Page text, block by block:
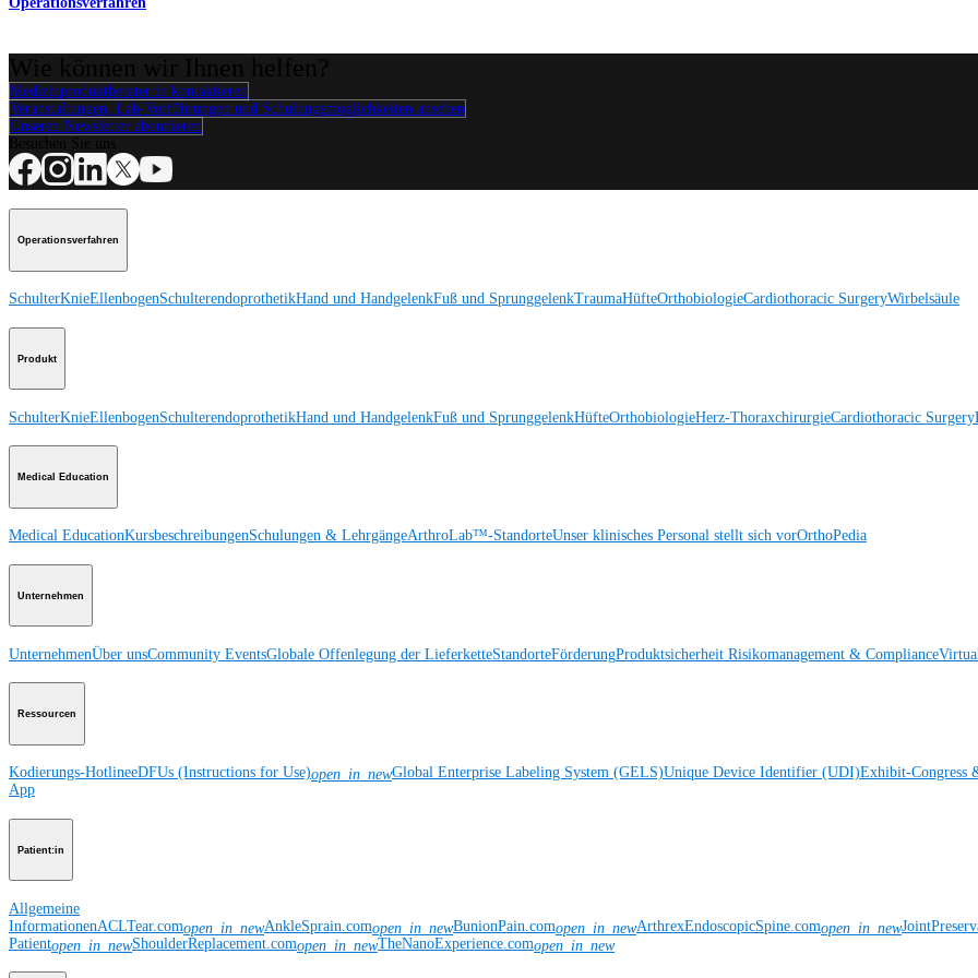
Medizinproduktberater:in kontaktieren
Veranstaltungen, Lab-Vorführungen und Schulungsmöglichkeiten ansehen
Unseren Newsletter abonnieren
Operationsverfahren
SchulterKnieEllenbogenSchulterendoprothetikHand und HandgelenkFuß und SprunggelenkTraumaHüfteOrthobiologieCardiothoracic SurgeryWirbelsäule
Produkt
SchulterKnieEllenbogenSchulterendoprothetikHand und HandgelenkFuß und SprunggelenkHüfteOrthobiologieHerz-ThoraxchirurgieCardiothoracic Surgery
Medical Education
Medical EducationKursbeschreibungenSchulungen & LehrgängeArthroLab™-StandorteUnser klinisches Personal stellt sich vorOrthoPedia
Unternehmen
UnternehmenÜber unsCommunity EventsGlobale Offenlegung der LieferketteStandorteFörderungProduktsicherheit Risikomanagement & Compliance
Ressourcen
Kodierungs-HotlineeDFUs (Instructions for Use)open_in_newGlobal Enterprise Labeling System (GELS)Unique Device Identifier (UDI)Exhibit-Congress
App
Patient:in
Allgemeine
InformationenACLTear.comopen_in_newAnkleSprain.comopen_in_newBunionPain.comopen_in_newArthrexEndoscopicSpine.comopen_in_new
Patientopen_in_newShoulderReplacement.comopen_in_newTheNanoExperience.comopen_in_new